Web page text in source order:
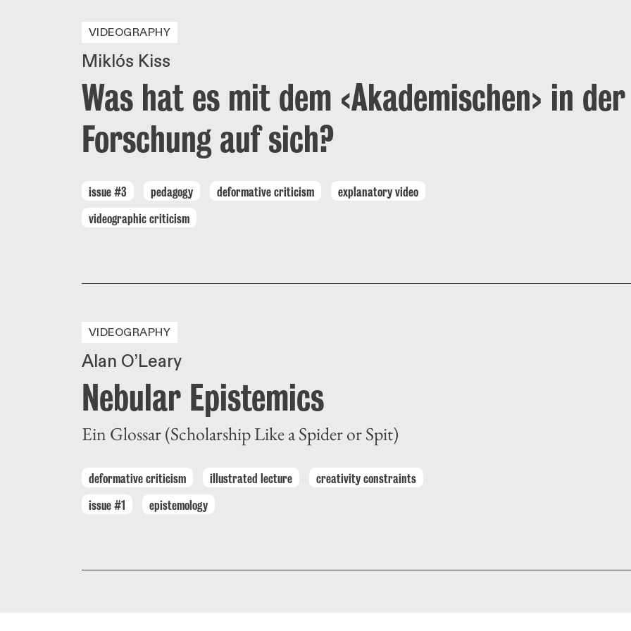
VIDEOGRAPHY
Miklós Kiss
Was hat es mit dem ‹Akademischen› in
Forschung auf sich?
issue #3 pedagogy deformative criticism
explanatory video
videographic criticism
VIDEOGRAPHY
Alan O’Leary
Nebular Epistemics
Ein Glossar (Scholarship Like a Spider or Spit)
deformative criticism illustrated lecture
creativity constraints
issue #1
epistemology